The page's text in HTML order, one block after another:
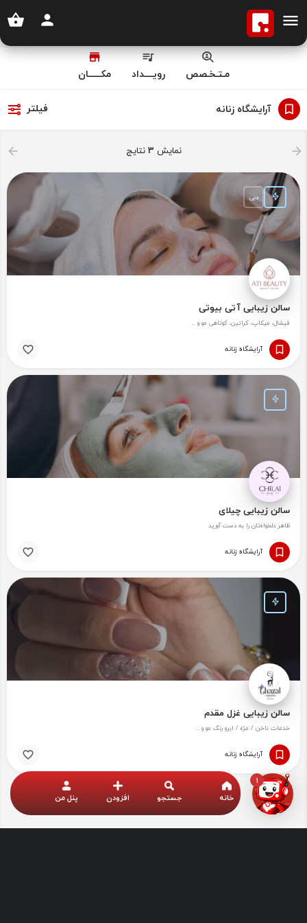
مـتـخـصص رویــــداد مکــــــان
آرایشگاه زنانه فیلتر
نمایش 3 نتایج
سالن زیبایی آتی بیوتی
فیشال، میکاپ، کراتین، کوتاهی مو و ...
دبی
آرایشگاه زنانه
سالن زیبایی چیلای
ظاهر دلخواه‌تان را به دست آورید
آرایشگاه زنانه
سالن زیبایی غزل مقدم
خدمات ناخن / مژه / ابرو رنگ مو و ...
آرایشگاه زنانه
خانه جستجو افزودن پنل من
1